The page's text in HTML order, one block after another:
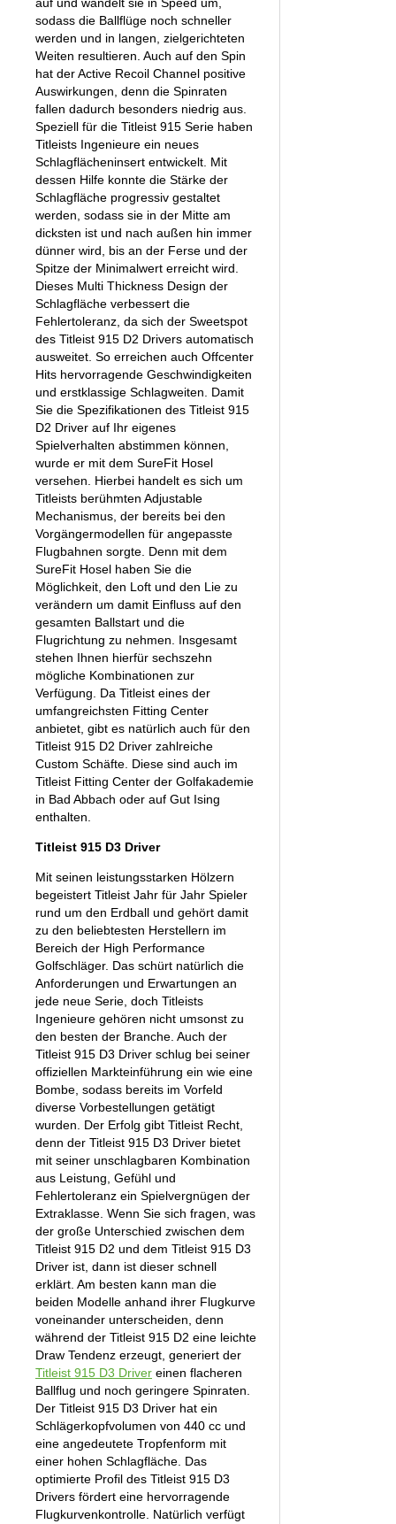
sodass die Ballflüge noch schneller
werden und in langen, zielgerichteten
Weiten resultieren. Auch auf den Spin
hat der Active Recoil Channel positive
Auswirkungen, denn die Spinraten
fallen dadurch besonders niedrig aus.
Speziell für die Titleist 915 Serie haben
Titleists Ingenieure ein neues
Schlagflächeninsert entwickelt. Mit
dessen Hilfe konnte die Stärke der
Schlagfläche progressiv gestaltet
werden, sodass sie in der Mitte am
dicksten ist und nach außen hin immer
dünner wird, bis an der Ferse und der
Spitze der Minimalwert erreicht wird.
Dieses Multi Thickness Design der
Schlagfläche verbessert die
Fehlertoleranz, da sich der Sweetspot
des Titleist 915 D2 Drivers automatisch
ausweitet. So erreichen auch Offcenter
Hits hervorragende Geschwindigkeiten
und erstklassige Schlagweiten. Damit
Sie die Spezifikationen des Titleist 915
D2 Driver auf Ihr eigenes
Spielverhalten abstimmen können,
wurde er mit dem SureFit Hosel
versehen. Hierbei handelt es sich um
Titleists berühmten Adjustable
Mechanismus, der bereits bei den
Vorgängermodellen für angepasste
Flugbahnen sorgte. Denn mit dem
SureFit Hosel haben Sie die
Möglichkeit, den Loft und den Lie zu
verändern um damit Einfluss auf den
gesamten Ballstart und die
Flugrichtung zu nehmen. Insgesamt
stehen Ihnen hierfür sechszehn
mögliche Kombinationen zur
Verfügung. Da Titleist eines der
umfangreichsten Fitting Center
anbietet, gibt es natürlich auch für den
Titleist 915 D2 Driver zahlreiche
Custom Schäfte. Diese sind auch im
Titleist Fitting Center der Golfakademie
in Bad Abbach oder auf Gut Ising
enthalten.
Titleist 915 D3 Driver
Mit seinen leistungsstarken Hölzern
begeistert Titleist Jahr für Jahr Spieler
rund um den Erdball und gehört damit
zu den beliebtesten Herstellern im
Bereich der High Performance
Golfschläger. Das schürt natürlich die
Anforderungen und Erwartungen an
jede neue Serie, doch Titleists
Ingenieure gehören nicht umsonst zu
den besten der Branche. Auch der
Titleist 915 D3 Driver schlug bei seiner
offiziellen Markteinführung ein wie eine
Bombe, sodass bereits im Vorfeld
diverse Vorbestellungen getätigt
wurden. Der Erfolg gibt Titleist Recht,
denn der Titleist 915 D3 Driver bietet
mit seiner unschlagbaren Kombination
aus Leistung, Gefühl und
Fehlertoleranz ein Spielvergnügen der
Extraklasse. Wenn Sie sich fragen, was
der große Unterschied zwischen dem
Titleist 915 D2 und dem Titleist 915 D3
Driver ist, dann ist dieser schnell
erklärt. Am besten kann man die
beiden Modelle anhand ihrer Flugkurve
voneinander unterscheiden, denn
während der Titleist 915 D2 eine leichte
Draw Tendenz erzeugt, generiert der
Titleist 915 D3 Driver einen flacheren
Ballflug und noch geringere Spinraten.
Der Titleist 915 D3 Driver hat ein
Schlägerkopfvolumen von 440 cc und
eine angedeutete Tropfenform mit
einer hohen Schlagfläche. Das
optimierte Profil des Titleist 915 D3
Drivers fördert eine hervorragende
Flugkurvenkontrolle. Natürlich verfügt